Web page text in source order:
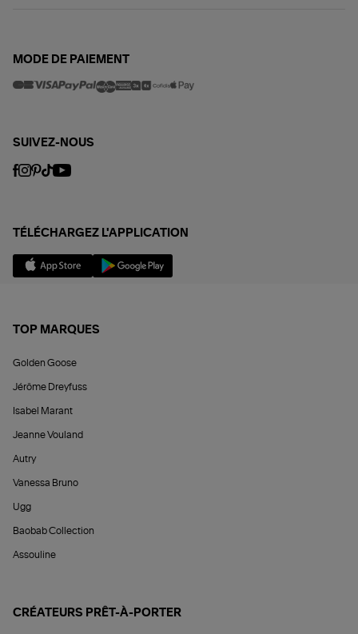
MODE DE PAIEMENT
SUIVEZ-NOUS
TÉLÉCHARGEZ L'APPLICATION
TOP MARQUES
Golden Goose
Jérôme Dreyfuss
Isabel Marant
Jeanne Vouland
Autry
Vanessa Bruno
Ugg
Baobab Collection
Assouline
CRÉATEURS PRÊT-À-PORTER